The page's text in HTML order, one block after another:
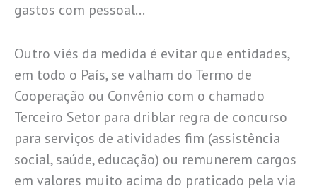
gastos com pessoal…
Outro viés da medida é evitar que entidades,
em todo o País, se valham do Termo de
Cooperação ou Convênio com o chamado
Terceiro Setor para driblar regra de concurso
para serviços de atividades fim (assistência
social, saúde, educação) ou remunerem cargos
em valores muito acima do praticado pela via